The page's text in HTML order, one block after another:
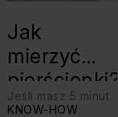
Jak
mierzyć
pierścionki?
Jeśli masz 5 minut
KNOW-HOW